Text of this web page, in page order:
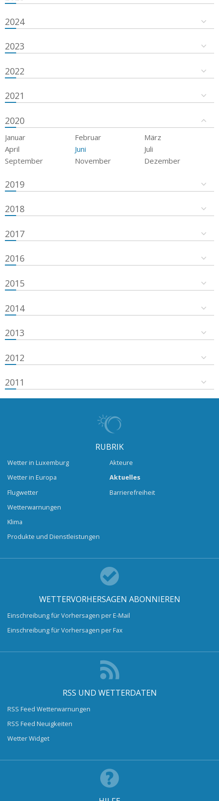
2024
2023
2022
2021
2020
Januar Februar
März
April
Juni
Juli
September
November Dezember
2019
2018
2017
2016
2015
2014
2013
2012
2011
RUBRIK
Wetter in Luxemburg
Wetter in Europa
Flugwetter
Wetterwarnungen
Klima
Produkte und Dienstleistungen
Akteure
Aktuelles
Barrierefreiheit
WETTERVORHERSAGEN ABONNIEREN
Einschreibung für Vorhersagen per E-Mail
Einschreibung für Vorhersagen per Fax
RSS UND WETTERDATEN
RSS Feed Wetterwarnungen
RSS Feed Neuigkeiten
Wetter Widget